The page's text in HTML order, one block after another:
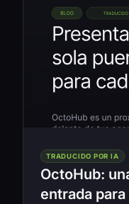
TRADUCIDO POR IA
OctoHub:
entrada